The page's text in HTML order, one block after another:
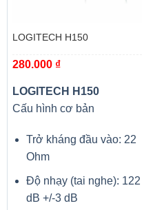
LOGITECH H150
280.000 ₫
LOGITECH H150
Cấu hình cơ bản
Trở kháng đầu vào: 22
Ohm
Độ nhạy (tai nghe): 122
dB +/-3 dB